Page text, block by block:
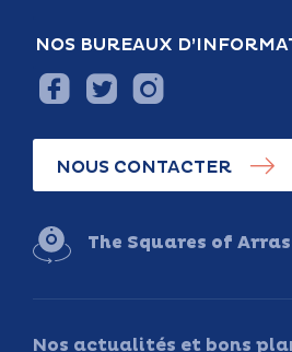
NOS BUREAUX
NOUS CONTACTER
The Squares of
Nos actualités et bons